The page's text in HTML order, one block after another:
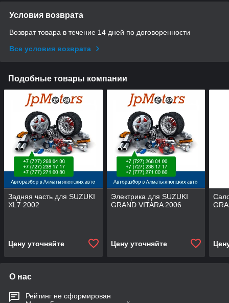
Условия возврата
Возврат товара в течение 14 дней по договоренности
Все условия возврата
Подобные товары компании
Задняя часть для SUZUKI
XL7 2002
Цену уточняйте
Электрика для SUZUKI
GRAND VITARA 2006
Цену уточняйте
О нас
Рейтинг не сформирован